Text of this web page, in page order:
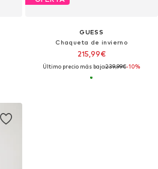
GUESS
Chaqueta de invierno
215,99€
Último precio más bajo:239,99€-10%